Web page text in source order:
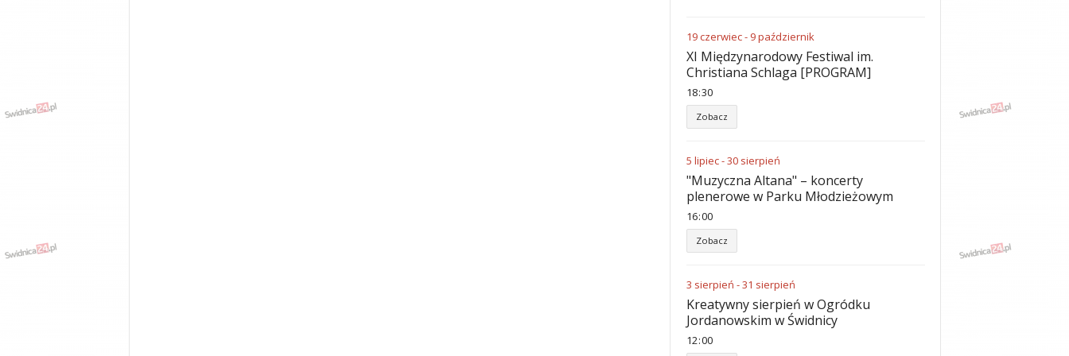
19czerwiec- 9październik
XI Międzynarodowy Festiwal im.
Christiana Schlaga [PROGRAM]
18 30
Zobacz
5 lipiec-30 sierpień
"Muzyczna Altana" – koncerty
plenerowe w Parku Młodzieżowym
16 00
Zobacz
3 sierpień -31 sierpień
Kreatywny sierpień w Ogródku
Jordanowskim w Świdnicy
12 00